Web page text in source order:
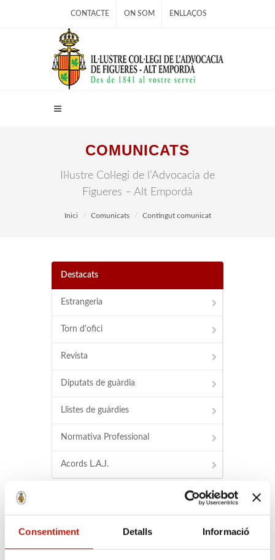
Consentiment Detalls Informació
CONTACTE ON SOM ENLLAÇOS
COMUNICATS
Il·lustre Col·legi de l’Advocacia de
Figueres – Alt Empordà
Inici Comunicats Contingut comunicat
Destacats
Estrangeria
Torn d'ofici
Revista
Diputats de guàrdia
Llistes de guàrdies
Normativa Professional
Acords L.A.J.
Buscador d'advocats